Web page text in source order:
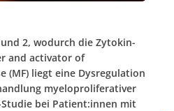
2, wodurch die Zytokin-
and activator of
(MF) liegt eine Dysregulation
myeloproliferativer
Studie bei Patient:innen mit